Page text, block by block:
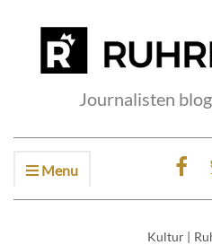
Journalisten
Menu
Kultur |